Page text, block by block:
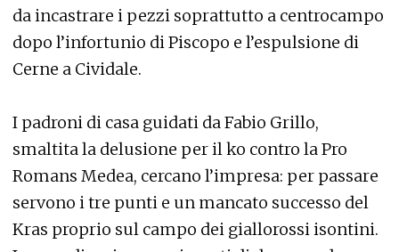
da incastrare i pezzi soprattutto a centrocampo
dopo l’infortunio di Piscopo e l’espulsione di
Cerne a Cividale.
I padroni di casa guidati da Fabio Grillo,
smaltita la delusione per il ko contro la Pro
Romans Medea, cercano l’impresa: per passare
servono i tre punti e un mancato successo del
Kras proprio sul campo dei giallorossi isontini.